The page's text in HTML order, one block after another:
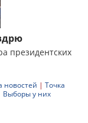
президентских
новостей | Точка
Выборы у них